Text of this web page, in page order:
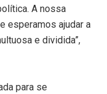
A nossa
esperamos ajudar a
e dividida”,
para se